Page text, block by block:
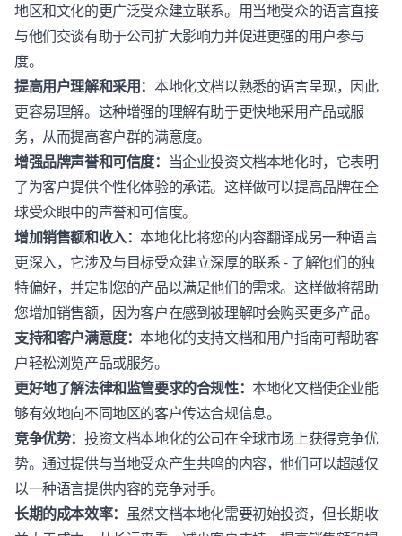
地区和文化的更广泛受众建立联系。用当地受众的语言直接
与他们交谈有助于公司扩大影响力并促进更强的用户参与
度。
提高用户理解和采用： 本地化文档以熟悉的语言呈现，因此
更容易理解。这种增强的理解有助于更快地采用产品或服
务，从而提高客户群的满意度。
增强品牌声誉和可信度： 当企业投资文档本地化时，它表明
了为客户提供个性化体验的承诺。这样做可以提高品牌在全
球受众眼中的声誉和可信度。
增加销售额和收入：本地化比将您的内容翻译成另一种语言
更深入，它涉及与目标受众建立深厚的联系 - 了解他们的独
特偏好，并定制您的产品以满足他们的需求。这样做将帮助
您增加销售额，因为客户在感到被理解时会购买更多产品。
支持和客户满意度：本地化的支持文档和用户指南可帮助客
户轻松浏览产品或服务。
更好地了解法律和监管要求的合规性：本地化文档使企业能
够有效地向不同地区的客户传达合规信息。
竞争优势： 投资文档本地化的公司在全球市场上获得竞争优
势。通过提供与当地受众产生共鸣的内容，他们可以超越仅
以一种语言提供内容的竞争对手。
长期的成本效率： 虽然文档本地化需要初始投资，但长期收